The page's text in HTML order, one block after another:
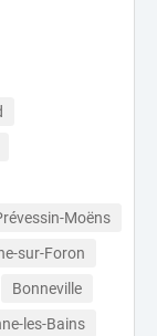
Moëns
sur-Foron
Bonneville
les-Bains